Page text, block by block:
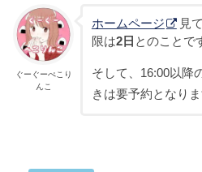
ぐーぐーぺこり
んこ
ホームページ
見
限は2日 とのことで
そして、16:00以降
きは要予約となりま